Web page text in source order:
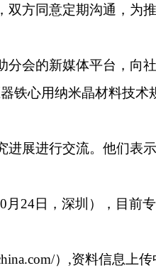
双方同意定期沟通 ， 为
会的新媒体平台，向
铁心用纳米晶材料技术
展进行交流。他们表
24日，深圳），目前
）,资料信息上传